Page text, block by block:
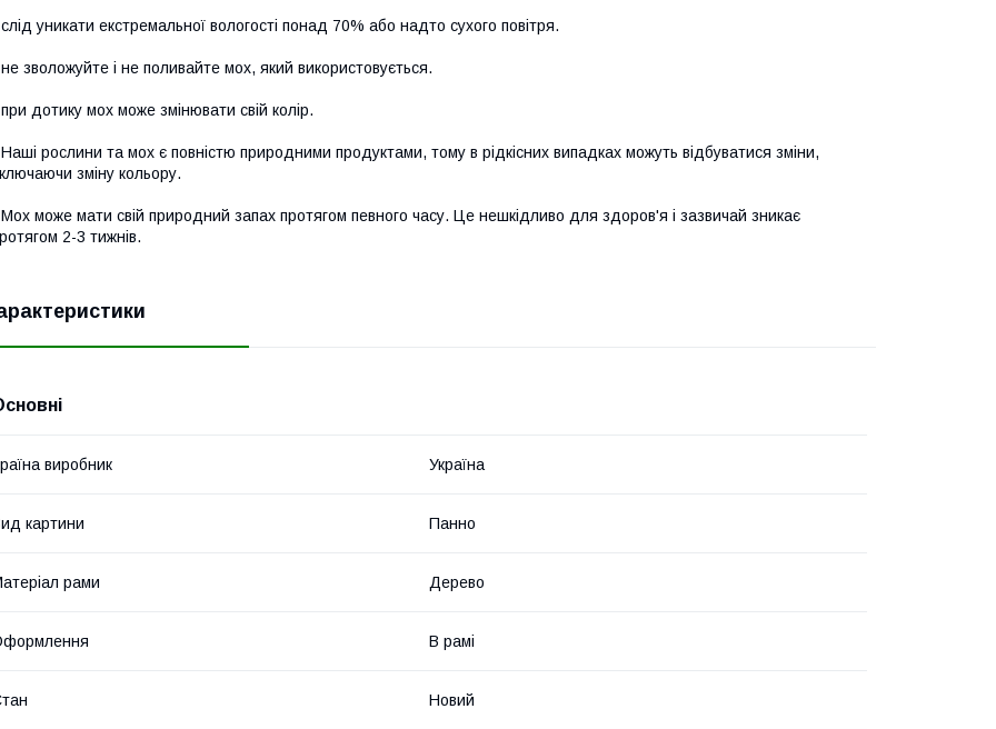
уникати екстремальної вологості понад 70% або надто сухого повітря.
зволожуйте і не поливайте мох, який використовується.
дотику мох може змінювати свій колір.
рослини та мох є повністю природними продуктами, тому в рідкісних випадках можуть відбуватися зміни,
зміну кольору.
може мати свій природний запах протягом певного часу. Це нешкідливо для здоров'я і зазвичай зникає
2-3 тижнів.
виробник Україна
картини Панно
рами Дерево
В рамі
Новий